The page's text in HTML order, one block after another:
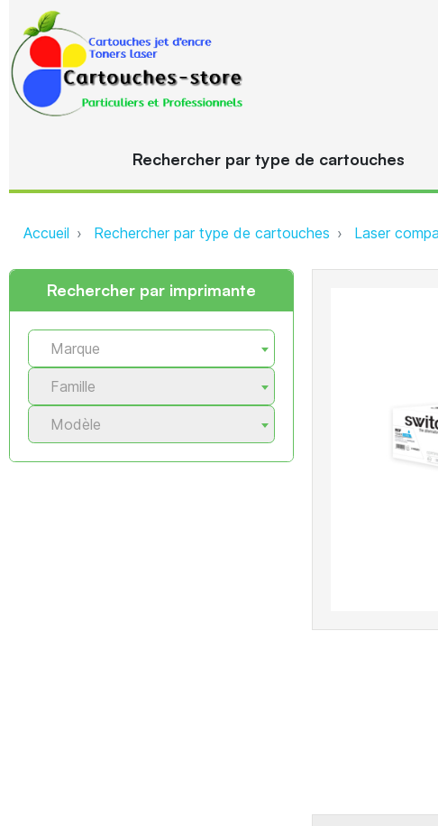
Rechercher par type de cartouches
Accueil Rechercher par type de cartouches Laser
Rechercher par imprimante
Marque
Famille
Modèle